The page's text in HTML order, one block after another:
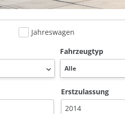
Jahreswagen
Fahrzeugtyp
Erstzulassung